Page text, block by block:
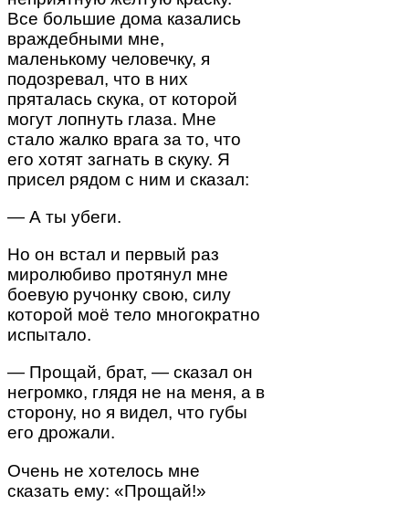
Все большие дома казались
враждебными мне,
маленькому человечку, я
подозревал, что в них
пряталась скука, от которой
могут лопнуть глаза. Мне
стало жалко врага за то, что
его хотят загнать в скуку. Я
присел рядом с ним и сказал:
— А ты убеги.
Но он встал и первый раз
миролюбиво протянул мне
боевую ручонку свою, силу
которой моё тело многократно
испытало.
— Прощай, брат, — сказал он
негромко, глядя не на меня, а в
сторону, но я видел, что губы
его дрожали.
Очень не хотелось мне
сказать ему: «Прощай!»